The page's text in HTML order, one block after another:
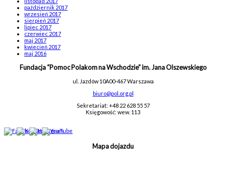
październik 2017
wrzesień 2017
sierpień 2017
lipiec 2017
czerwiec 2017
maj 2017
kwiecień 2017
maj 2016
Fundacja “Pomoc Polakom na Wschodzie” im. Jana Olszewskiego
ul. Jazdów 10A00-467 Warszawa
biuro@pol.org.pl
Sekretariat: +48 22 628 55 57
Księgowość: wew. 113
Mapa dojazdu